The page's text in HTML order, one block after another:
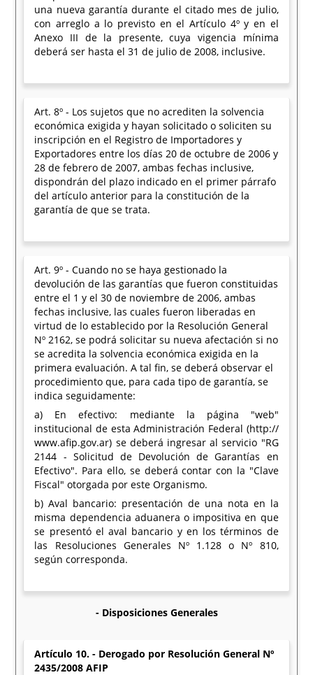
una nueva garantía durante el citado mes de julio,
con arreglo a lo previsto en el Artículo 4º y en el
Anexo III de la presente, cuya vigencia mínima
deberá ser hasta el 31 de julio de 2008, inclusive.
Art. 8º - Los sujetos que no acrediten la solvencia
económica exigida y hayan solicitado o soliciten su
inscripción en el Registro de Importadores y
Exportadores entre los días 20 de octubre de 2006 y
28 de febrero de 2007, ambas fechas inclusive,
dispondrán del plazo indicado en el primer párrafo
del artículo anterior para la constitución de la
garantía de que se trata.
Art. 9º - Cuando no se haya gestionado la
devolución de las garantías que fueron constituidas
entre el 1 y el 30 de noviembre de 2006, ambas
fechas inclusive, las cuales fueron liberadas en
virtud de lo establecido por la Resolución General
Nº 2162, se podrá solicitar su nueva afectación si no
se acredita la solvencia económica exigida en la
primera evaluación. A tal fin, se deberá observar el
procedimiento que, para cada tipo de garantía, se
indica seguidamente:
a) En efectivo: mediante la página "web"
institucional de esta Administración Federal (http://
www.afip.gov.ar) se deberá ingresar al servicio "RG
2144 - Solicitud de Devolución de Garantías en
Efectivo". Para ello, se deberá contar con la "Clave
Fiscal" otorgada por este Organismo.
b) Aval bancario: presentación de una nota en la
misma dependencia aduanera o impositiva en que
se presentó el aval bancario y en los términos de
las Resoluciones Generales Nº 1.128 o Nº 810,
según corresponda.
- Disposiciones Generales
Artículo 10. - Derogado por Resolución General Nº
2435/2008 AFIP